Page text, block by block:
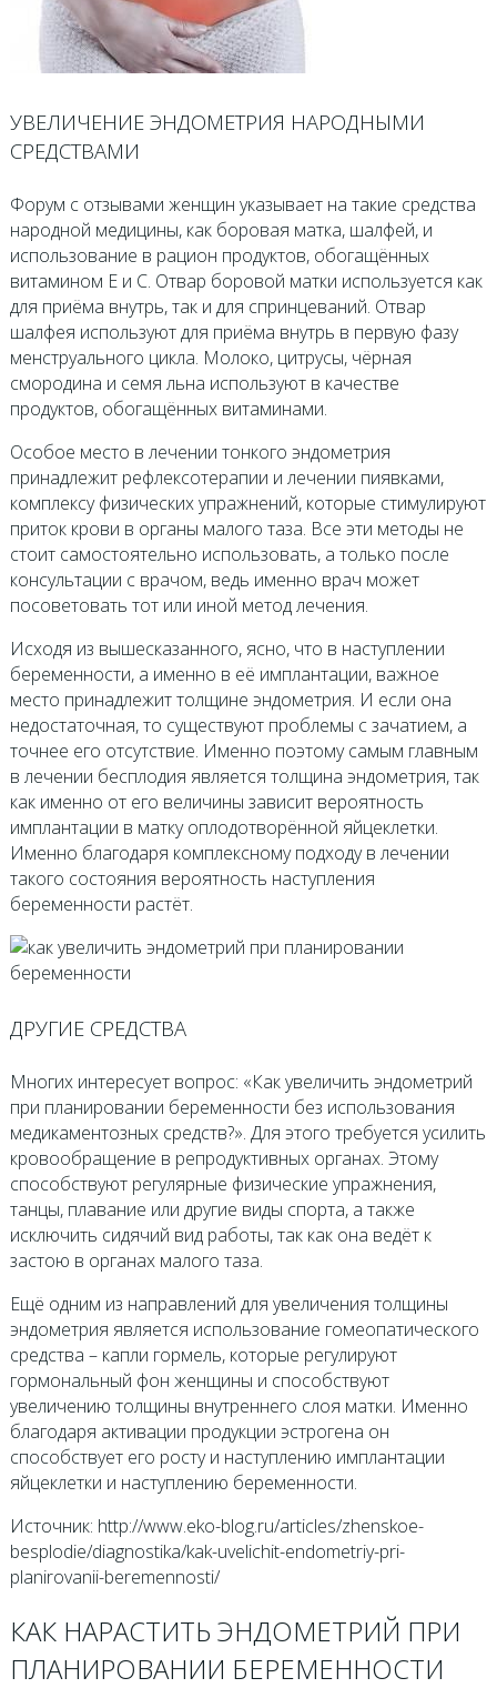
УВЕЛИЧЕНИЕ ЭНДОМЕТРИЯ НАРОДНЫМИ
СРЕДСТВАМИ
Форум с отзывами женщин указывает на такие средства
народной медицины, как боровая матка, шалфей, и
использование в рацион продуктов, обогащённых
витамином Е и С. Отвар боровой матки используется как
для приёма внутрь, так и для спринцеваний. Отвар
шалфея используют для приёма внутрь в первую фазу
менструального цикла. Молоко, цитрусы, чёрная
смородина и семя льна используют в качестве
продуктов, обогащённых витаминами.
Особое место в лечении тонкого эндометрия
принадлежит рефлексотерапии и лечении пиявками,
комплексу физических упражнений, которые стимулируют
приток крови в органы малого таза. Все эти методы не
стоит самостоятельно использовать, а только после
консультации с врачом, ведь именно врач может
посоветовать тот или иной метод лечения.
Исходя из вышесказанного, ясно, что в наступлении
беременности, а именно в её имплантации, важное
место принадлежит толщине эндометрия. И если она
недостаточная, то существуют проблемы с зачатием, а
точнее его отсутствие. Именно поэтому самым главным
в лечении бесплодия является толщина эндометрия, так
как именно от его величины зависит вероятность
имплантации в матку оплодотворённой яйцеклетки.
Именно благодаря комплексному подходу в лечении
такого состояния вероятность наступления
беременности растёт.
ДРУГИЕ СРЕДСТВА
Многих интересует вопрос: «Как увеличить эндометрий
при планировании беременности без использования
медикаментозных средств?». Для этого требуется усилить
кровообращение в репродуктивных органах. Этому
способствуют регулярные физические упражнения,
танцы, плавание или другие виды спорта, а также
исключить сидячий вид работы, так как она ведёт к
застою в органах малого таза.
Ещё одним из направлений для увеличения толщины
эндометрия является использование гомеопатического
средства – капли гормель, которые регулируют
гормональный фон женщины и способствуют
увеличению толщины внутреннего слоя матки. Именно
благодаря активации продукции эстрогена он
способствует его росту и наступлению имплантации
яйцеклетки и наступлению беременности.
Источник: http://www.eko-blog.ru/articles/zhenskoe-
besplodie/diagnostika/kak-uvelichit-endometriy-pri-
planirovanii-beremennosti/
КАК НАРАСТИТЬ ЭНДОМЕТРИЙ ПРИ
ПЛАНИРОВАНИИ БЕРЕМЕННОСТИ